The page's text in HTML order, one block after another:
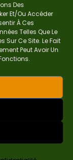
Des
Et/ou Accéder
À Ces
Telles Que Le
Sur Ce Site. Le Fait
Peut Avoir Un
certifiée